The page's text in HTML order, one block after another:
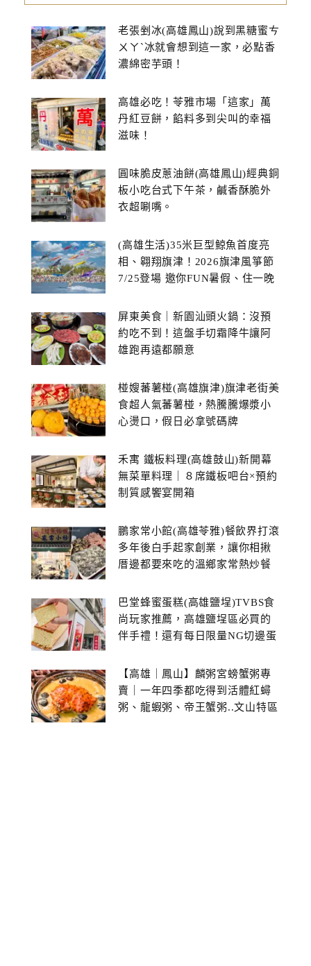
老張剉冰(高雄鳳山)說到黑糖蜜ㄘ
ㄨㄚˋ冰就會想到這一家，必點香
濃綿密芋頭！
高雄必吃！苓雅市場「這家」萬
丹紅豆餅，餡料多到尖叫的幸福
滋味！
圓味脆皮蔥油餅(高雄鳳山)經典銅
板小吃台式下午茶，鹹香酥脆外
衣超唰嘴。
(高雄生活)35米巨型鯨魚首度亮
相、翱翔旗津！2026旗津風箏節
7/25登場 邀你FUN暑假、住一晚
屏東美食｜新園汕頭火鍋：沒預
約吃不到！這盤手切霜降牛讓阿
雄跑再遠都願意
椪嫂蕃薯椪(高雄旗津)旗津老街美
食超人氣蕃薯椪，熱騰騰爆漿小
心燙口，假日必拿號碼牌
禾寓 鐵板料理(高雄鼓山)新開幕
無菜單料理｜８席鐵板吧台×預約
制質感饗宴開箱
鵬家常小館(高雄苓雅)餐飲界打滾
多年後白手起家創業，讓你相揪
厝邊都要來吃的溫鄉家常熱炒餐
巴堂蜂蜜蛋糕(高雄鹽埕)TVBS食
尚玩家推薦，高雄鹽埕區必買的
伴手禮！還有每日限量NG切邊蛋
【高雄｜鳳山】麟粥宮螃蟹粥專
賣｜一年四季都吃得到活體紅蟳
粥、龍蝦粥、帝王蟹粥..文山特區